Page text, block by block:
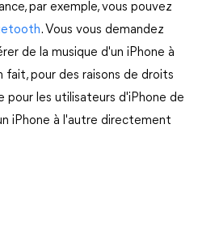
par exemple, vous pouvez
. Vous vous demandez
de la musique d'un iPhone à
pour des raisons de droits
pour les utilisateurs d'iPhone de
iPhone à l'autre directement